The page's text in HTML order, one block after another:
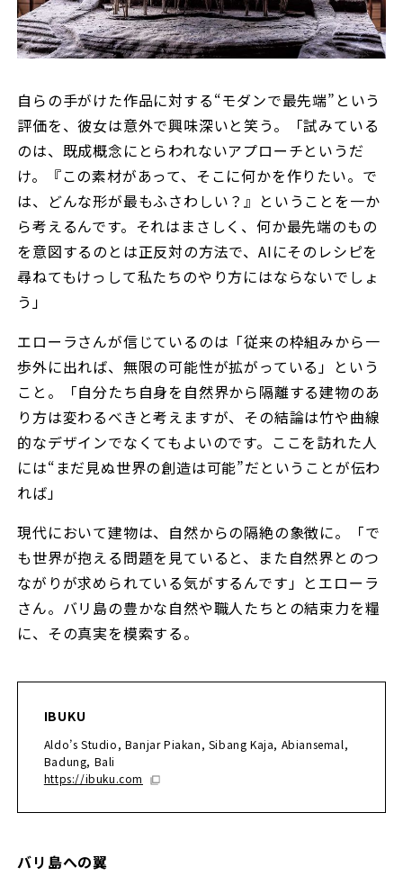
自らの手がけた作品に対する“モダンで最先端”という
評価を、彼女は意外で興味深いと笑う。「試みている
のは、既成概念にとらわれないアプローチというだ
け。『この素材があって、そこに何かを作りたい。で
は、どんな形が最もふさわしい？』ということを一か
ら考えるんです。それはまさしく、何か最先端のもの
を意図するのとは正反対の方法で、AIにそのレシピを
尋ねてもけっして私たちのやり方にはならないでしょ
う」
エローラさんが信じているのは「従来の枠組みから一
歩外に出れば、無限の可能性が拡がっている」という
こと。「自分たち自身を自然界から隔離する建物のあ
り方は変わるべきと考えますが、その結論は竹や曲線
的なデザインでなくてもよいのです。ここを訪れた人
には“まだ見ぬ世界の創造は可能”だということが伝わ
れば」
現代において建物は、自然からの隔絶の象徴に。「で
も世界が抱える問題を見ていると、また自然界とのつ
ながりが求められている気がするんです」とエローラ
さん。バリ島の豊かな自然や職人たちとの結束力を糧
に、その真実を模索する。
IBUKU
Aldo’s Studio, Banjar Piakan, Sibang Kaja, Abiansemal,
Badung, Bali
https://ibuku.com
バリ島への翼